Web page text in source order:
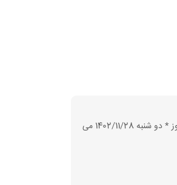
ثبت نام دوره‌ی مجازی مسئولین فنی توزیع ودرمانی از روز سه شنبه مورخ 1402/10/24* ساعت 11 آغاز می شود و شروع دوره‌ی مجازی مسئولین فنی توزیع ومراکزدرمانی روز * دو شنبه 1402/11/28 می